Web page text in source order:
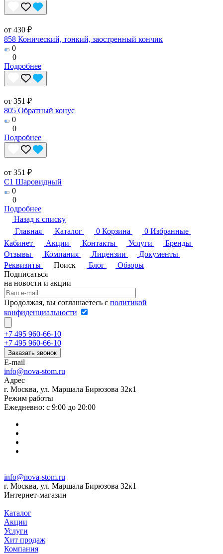
от 430 ₽
858 Конический, тонкий, заостренный кончик
0
0
Подробнее
от 351 ₽
805 Обратный конус
0
0
Подробнее
от 351 ₽
C1 Шаровидный
0
0
Подробнее
Назад к списку
Главная
Каталог 0 Корзина 0 Избранные
Кабинет
Акции Контакты Услуги
Бренды
Отзывы
Компания Лицензии
Документы
Реквизиты
Поиск Блог
Обзоры
Подписаться
на новости и акции
Продолжая, вы соглашаетесь с политикой
конфиденциальности
+7 495 960-66-10
+7 495 960-66-10
Заказать звонок
E-mail
info@nova-stom.ru
Адрес
г. Москва, ул. Маршала Бирюзова 32к1
Режим работы
Ежедневно: с 9:00 до 20:00
info@nova-stom.ru
г. Москва, ул. Маршала Бирюзова 32к1
Интернет-магазин
Каталог
Акции
Услуги
Хит продаж
Компания